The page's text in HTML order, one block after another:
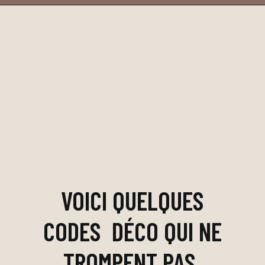
À vous de me le dire
VOICI QUELQUES
CODES DÉCO QUI NE